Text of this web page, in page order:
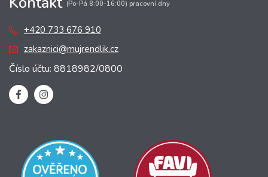
(Po-Pá 8:00-16:00) pracovní dny
+420 733 676 910
zakaznici@mujrendlik.cz
Číslo účtu: 8818982/0800